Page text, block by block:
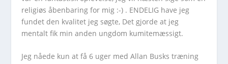
religiøs åbenbaring for mig :-) . ENDELIG have jeg
fundet den kvalitet jeg søgte, Det gjorde at jeg
mentalt fik min anden ungdom kumitemæssigt.
Jeg nåede kun at få 6 uger med Allan Busks træning